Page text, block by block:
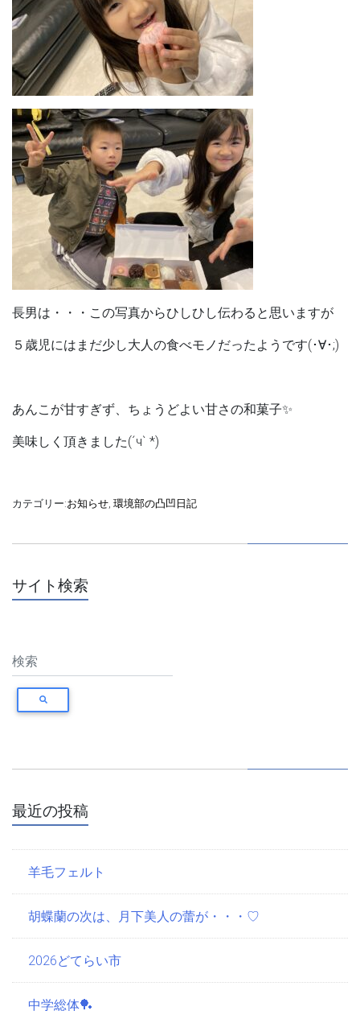
長男は・・・この写真からひしひし伝わると思いますが
５歳児にはまだ少し大人の食べモノだったようです(･∀･;)
あんこが甘すぎず、ちょうどよい甘さの和菓子✨
美味しく頂きました(´ч` *)
カテゴリー:お知らせ, 環境部の凸凹日記
サイト検索
最近の投稿
羊毛フェルト
胡蝶蘭の次は、月下美人の蕾が・・・♡
2026どてらい市
中学総体🏓